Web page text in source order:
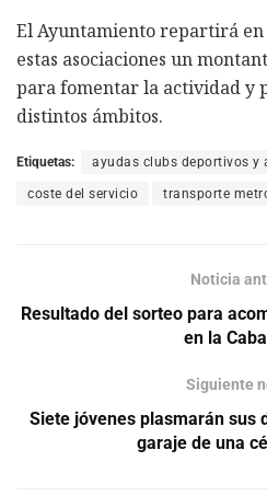
El Ayuntamiento repartirá en
estas asociaciones un
para fomentar la actividad y
distintos ámbitos.
Etiquetas: ayudas clubs deportivos y
coste del servicio transporte
Noticia
Resultado del sorteo para
en la
Siguiente
Siete jóvenes plasmarán sus
garaje de una